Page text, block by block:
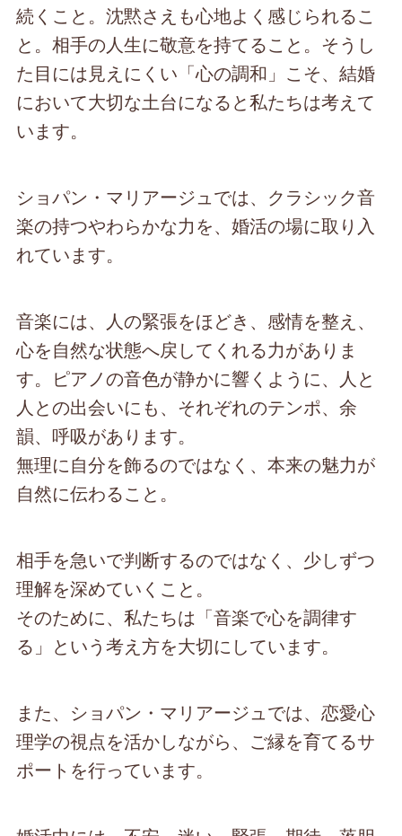
続くこと。沈黙さえも心地よく感じられるこ
と。相手の人生に敬意を持てること。そうし
た目には見えにくい「心の調和」こそ、結婚
において大切な土台になると私たちは考えて
います。
ショパン・マリアージュでは、クラシック音
楽の持つやわらかな力を、婚活の場に取り入
れています。
音楽には、人の緊張をほどき、感情を整え、
心を自然な状態へ戻してくれる力がありま
す。ピアノの音色が静かに響くように、人と
人との出会いにも、それぞれのテンポ、余
韻、呼吸があります。
無理に自分を飾るのではなく、本来の魅力が
自然に伝わること。
相手を急いで判断するのではなく、少しずつ
理解を深めていくこと。
そのために、私たちは「音楽で心を調律す
る」という考え方を大切にしています。
また、ショパン・マリアージュでは、恋愛心
理学の視点を活かしながら、ご縁を育てるサ
ポートを行っています。